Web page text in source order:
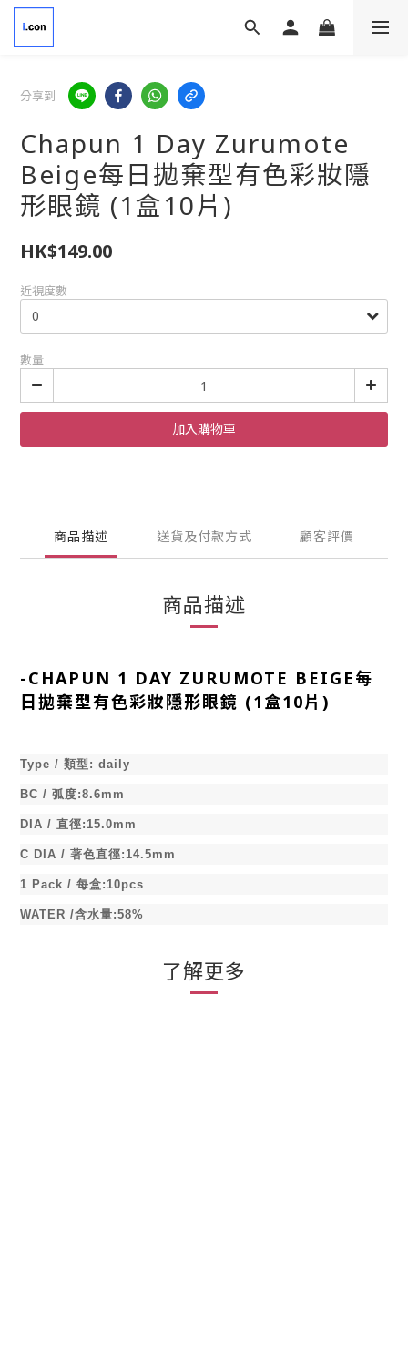
分享到
Chapun 1 Day Zurumote
Beige每日拋棄型有色彩妝隱
形眼鏡 (1盒10片)
HK$149.00
近視度數
數量
加入購物車
商品描述 送貨及付款方式 顧客評價
商品描述
-CHAPUN 1 DAY ZURUMOTE BEIGE每
日拋棄型有色彩妝隱形眼鏡 (1盒10片)
Type / 類型 : daily
BC / 弧度:8.6mm
DIA / 直徑:15.0mm
C DIA / 著色直徑:14.5mm
1 Pack / 每盒:10pcs
WATER /含水量:58%
了解更多